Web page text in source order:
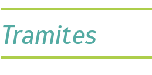
encuentra
usted
aquí
Tramites